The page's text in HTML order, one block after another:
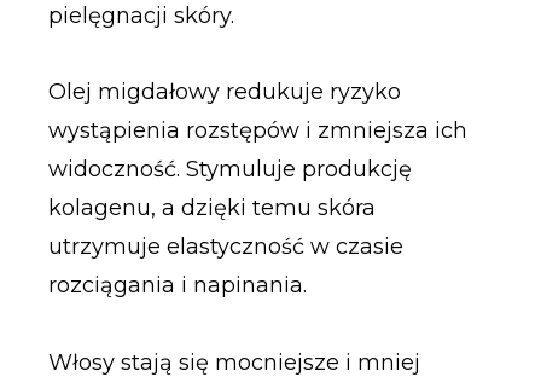
pielęgnacji skóry.
Olej migdałowy redukuje ryzyko
wystąpienia rozstępów i zmniejsza ich
widoczność. Stymuluje produkcję
kolagenu, a dzięki temu skóra
utrzymuje elastyczność w czasie
rozciągania i napinania.
Włosy stają się mocniejsze i mniej